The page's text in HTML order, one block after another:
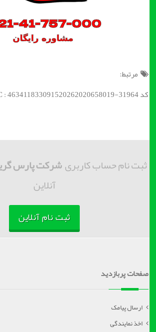
مرتبط:
کد BSC : 463411833091520262020658019-31964;
ثبت نام حساب کاربریشرکت پارس
آنلاین
ثبت نام آنلاین
صفحات پربازدید
ارسال پیامک
اخذ نمایندگی